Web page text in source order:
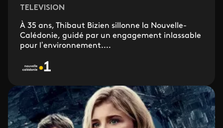
TELEVISION
À 35 ans, Thibaut Bizien sillonne la Nouvelle-
Calédonie, guidé par un engagement inlassable
pour l’environnement....